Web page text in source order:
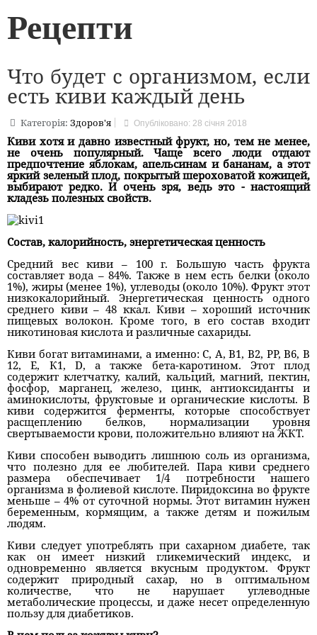
Рецепти
Что будет с организмом, если
есть киви каждый день
Категорія:Здоров'я Опубліковано: 28 січня 2018
Киви хотя и давно известный фрукт, но, тем не менее,
не очень популярный. Чаще всего люди отдают
предпочтение яблокам, апельсинам и бананам, а этот
яркий зеленый плод, покрытый шероховатой кожицей,
выбирают редко. И очень зря, ведь это - настоящий
кладезь полезных свойств.
Состав, калорийность, энергетическая ценность
Средний вес киви – 100 г. Большую часть фрукта
составляет вода – 84%. Также в нем есть белки (около
1%), жиры (менее 1%), углеводы (около 10%). Фрукт этот
низкокалорийный. Энергетическая ценность одного
среднего киви – 48 ккал. Киви – хороший источник
пищевых волокон. Кроме того, в его состав входит
никотиновая кислота и различные сахариды.
Киви богат витаминами, а именно: С, А, В1, В2, РР, В6, В
12, Е, К1, D, а также бета-каротином. Этот плод
содержит клетчатку, калий, кальций, магний, пектин,
фосфор, марганец, железо, цинк, антиоксиданты и
аминокислоты, фруктовые и органические кислоты. В
киви содержится ферменты, которые способствует
расщеплению белков, нормализации уровня
свертываемости крови, положительно влияют на ЖКТ.
Киви способен выводить лишнюю соль из организма,
что полезно для ее любителей. Пара киви среднего
размера обеспечивает 1/4 потребности нашего
организма в фолиевой кислоте. Пиридоксина во фрукте
меньше – 4% от суточной нормы. Этот витамин нужен
беременным, кормящим, а также детям и пожилым
людям.
Киви следует употреблять при сахарном диабете, так
как он имеет низкий гликемический индекс, и
одновременно является вкусным продуктом. Фрукт
содержит природный сахар, но в оптимальном
количестве, что не нарушает углеводные
метаболические процессы, и даже несет определенную
пользу для диабетиков.